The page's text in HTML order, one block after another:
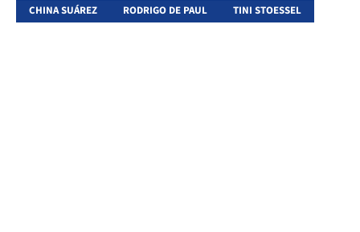
CHINA SUÁREZ RODRIGO DE PAUL TINI STOESSEL